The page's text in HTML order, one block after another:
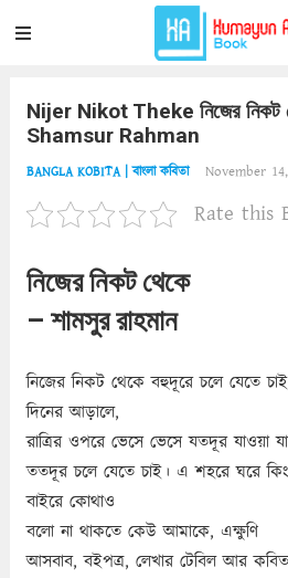
Nijer Nikot Theke নিজের নিকট
Shamsur Rahman
BANGLA KOBITA | বাংলা কবিতা November
Rate this
নিজের নিকট থেকে
– শামসুর রাহমান
নিজের নিকট থেকে বহুদূরে চলে যেতে
দিনের আড়ালে,
রাত্রির ওপরে ভেসে ভেসে যতদূর যাওয়া
ততদূর চলে যেতে চাই। এ শহরে ঘরে
বাইরে কোথাও
বলো না থাকতে কেউ আমাকে, এক্ষুণি
আসবাব, বইপত্র, লেখার টেবিল আর